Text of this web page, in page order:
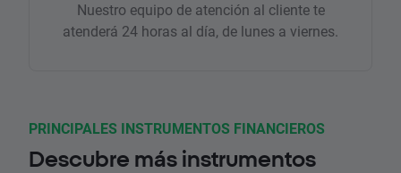
Nuestro equipo de atención al cliente te
atenderá 24 horas al día, de lunes a viernes.
PRINCIPALES INSTRUMENTOS FINANCIEROS
Descubre más instrumentos